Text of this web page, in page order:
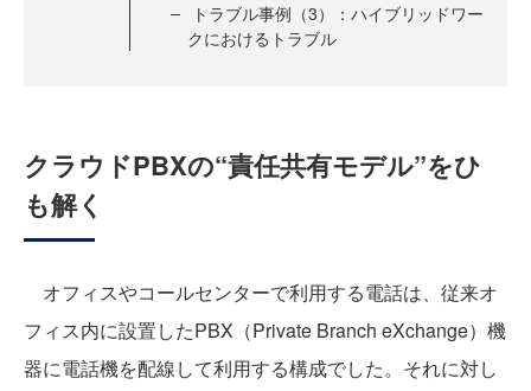
トラブル事例（3）：ハイブリッドワー
クにおけるトラブル
クラウドPBXの“責任共有モデル”をひ
も解く
オフィスやコールセンターで利用する電話は、従来オ
フィス内に設置したPBX（Private Branch eXchange）機
器に電話機を配線して利用する構成でした。それに対し